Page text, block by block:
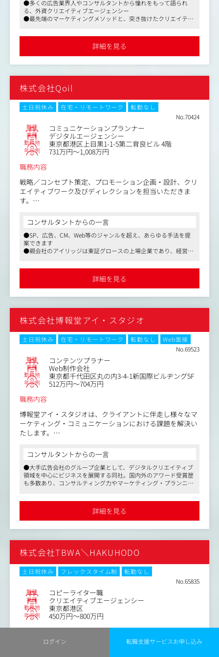
ログイン 転職支援サービスお申し込み
唯一のクライアントのために象徴的な作品を作成すること
のみに焦点を当てた、機密のオーダーメイド広告ネットワ
ークへの願望から生まれました。
今では世界中に6つのハブオフィスを持ち、20以上の市場
で広告を管理しています。
ことに意欲的な方からの応募をお待ちしております。
●多くの広告業界人やコンサルタントから憧れをもって語られ
る、外資クリエイティブエージェンシー
●最先端のマーケティングメソッドと、突き抜けたクリエイティ
詳細を見る
株式会社Qoil
土日祝休み 在宅・リモートワーク
転勤なし
No.70424
職種 コミュニケーションプランナー
業種 デジタルエージェンシー
勤務地 東京都港区上目黒1-1-5第二育良ビル 4階
年収例
731万円～1,008万円
職務内容
戦略／コンセプト策定、プロモーション企画・設計、クリ
エイティブワーク及びディレクションを担当いただきま
す。
だきます。
■概要
・企業やブランドの課題を解決するコミュニケーション戦
略の立案及び実行
・上記を実現するためのクリエイティブディレクション業
・企業やブランドの課題を解決するコミュニケーションプ
ランの立案業務
・新製品の認知度向上や販売促進のためのプロモーション
・上記を実現するためのクリエイティブディレクション業
務
・広告コピーや、Webサイトのライティング業務
■ミッション
・クライアントとのヒアリングからコミュニケーションや
ビジネス推進に関する課題を導き出し、そこから具体的な
施策へとつなげていく業務
・上記で発生した施策の実現におけるクリエイティブディ
コンサルタントからの一言
●SP、広告、CM、Web等のジャンルを超え、あらゆる手法を提
案できます
●親会社のアイリッジは東証グロースの上場企業であり、経営基
アントと直接取引しています詳細を見る
株式会社博報堂アイ・スタジオ
土日祝休み 在宅・リモートワーク 転勤なし
Web面接
No.69523
職種 コンテンツプラナー
業種 Web制作会社
勤務地 東京都千代田区丸の内3-4-1新国際ビルヂング5F
年収例
512万円～704万円
職務内容
博報堂アイ・スタジオは、クライアントに伴走し様々なマ
ーケティング・コミュニケーションにおける課題を解決い
たします。
題を解決するための戦略・企画立案を行い、そこに創業時
から鍛え上げてきた実装・運用を施すことで、クライアン
トの課題を解決するソリューションをワンストップで提供
しております。
画立案の中心人物として、生活者発想の視点から構想を世
の中へ広げ、プロジェクトを成功に導きます。
領域を基点としたコミュニケーションデザイン及び施策の
企画・立案・実行をご担当いただきます。
・またプロジェクトを牽引する立場として、チームの考え
を提案書としてまとめ、社外のステークホルダーと合意形
成を図ることのできる人材を募集します。
・Web・アプリにとどまらず、SNSやインフルエンサー、
動画など様々な手口を活用し、コミュニケーションの全体
設計から実行までを担います。
【業務領域】
プロモーション、ブランディング、キャンペーン、UIUX、
コンサルタントからの一言
●大手広告会社のグループ企業として、デジタルクリエイティブ
領域を中心にビジネスを展開する同社。国内外のアワード受賞歴
も多数あり、コンサルティング力やマーケティング・プランニン
●フリーバカンス制度の導入など働きやすさにも配慮されていま
すので、長期的に就業し、安心してキャリアを形成したい方にも
おすすめです
詳細を見る
株式会社TBWA＼HAKUHODO
土日祝休み フレックスタイム制
転勤なし
No.65835
職種 コピーライター職
業種 クリエイティブエージェンシー
勤務地 東京都港区
年収例
450万円～800万円
職務内容
コピーライティングを担当いただくブランドはApple。同